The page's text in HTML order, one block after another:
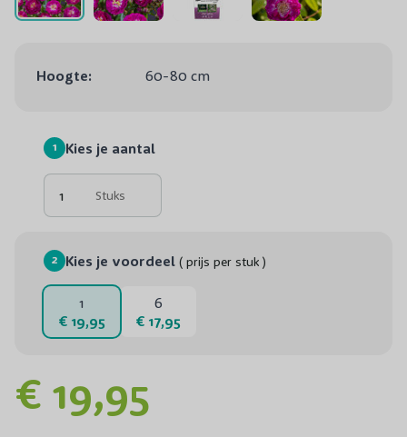
Hoogte: 60-80 cm
1 Kies je aantal
Stuks
2 Kies je voordeel ( prijs per stuk )
6
€ 17,95
1
€ 19,95
€ 19,95